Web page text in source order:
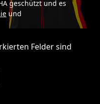
geschützt und es
und
Felder sind